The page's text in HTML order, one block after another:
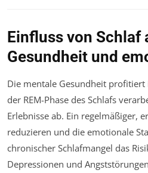
Einfluss von Schlaf
Gesundheit und
Die mentale Gesundheit
der REM-Phase des Schlafs
Erlebnisse ab. Ein regelmäßiger,
reduzieren und die emotionale
chronischer Schlafmangel das
Depressionen und